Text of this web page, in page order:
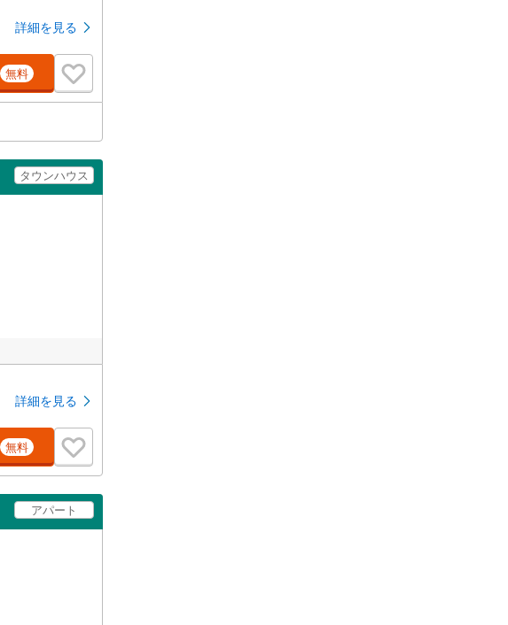
詳細を見る
無料
タウンハウス
詳細を見る
無料
アパート